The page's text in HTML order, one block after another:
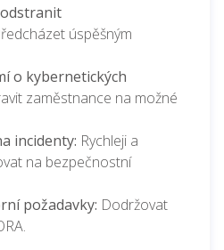
úspěšným
o kybernetických
zaměstnance na možné
incidenty: Rychleji a
na bezpečnostní
požadavky: Dodržovat